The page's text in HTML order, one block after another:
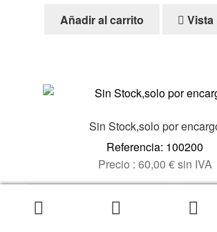
de
Añadir al carrito Vista
Sin Stock,solo por
Referencia: 100200
Precio : 60,00 €sin IVA
Seleccionar opciones